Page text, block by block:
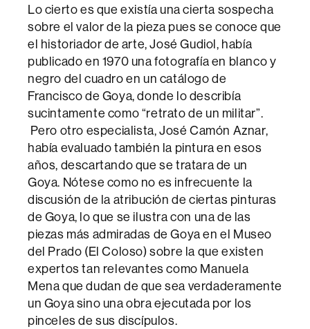
Lo cierto es que existía una cierta sospecha
sobre el valor de la pieza pues se conoce que
el historiador de arte, José Gudiol, había
publicado en 1970 una fotografía en blanco y
negro del cuadro en un catálogo de
Francisco de Goya, donde lo describía
sucintamente como “retrato de un militar”.
Pero otro especialista, José Camón Aznar,
había evaluado también la pintura en esos
años, descartando que se tratara de un
Goya. Nótese como no es infrecuente la
discusión de la atribución de ciertas pinturas
de Goya, lo que se ilustra con una de las
piezas más admiradas de Goya en el Museo
del Prado (El Coloso) sobre la que existen
expertos tan relevantes como Manuela
Mena que dudan de que sea verdaderamente
un Goya sino una obra ejecutada por los
pinceles de sus discípulos.